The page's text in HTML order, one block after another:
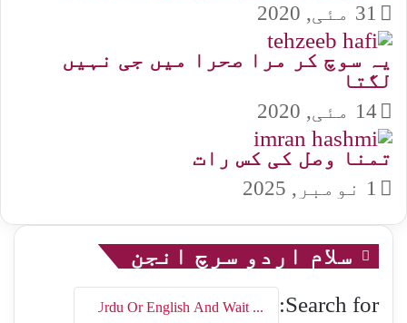
31 مئی, 2020
یہ سوچ کر مرا صحرا میں جی نہیں
لگتا
14 مئی, 2020
تمنا وصل کی کس رات
1 نومبر, 2025
سلام اردو سرچ انجن
Search for: